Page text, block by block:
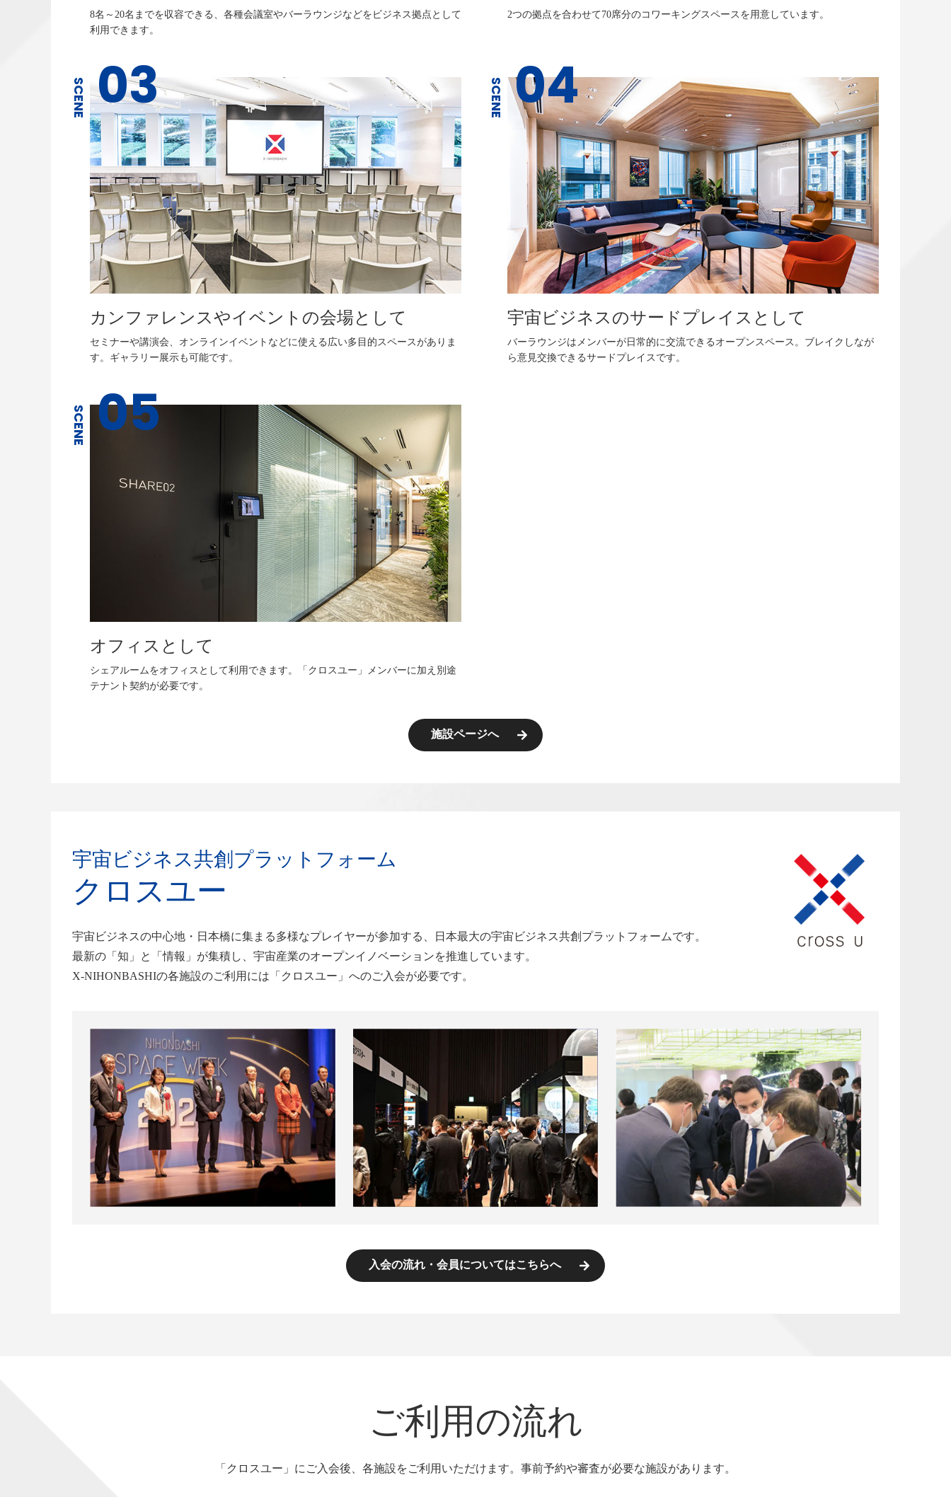
8名～20名までを収容できる、各種会議室やバーラウンジなどをビジネス拠点として
利用できます。
2つの拠点を合わせて70席分のコワーキングスペースを用意しています。
カンファレンスやイベントの会場として
セミナーや講演会、オンラインイベントなどに使える広い多目的スペースがありま
す。ギャラリー展示も可能です。
宇宙ビジネスのサードプレイスとして
バーラウンジはメンバーが日常的に交流できるオープンスペース。ブレイクしなが
ら意見交換できるサードプレイスです。
オフィスとして
シェアルームをオフィスとして利用できます。「クロスユー」メンバーに加え別途
テナント契約が必要です。
施設ページへ
宇宙ビジネス共創プラットフォーム
クロスユー
宇宙ビジネスの中心地・日本橋に集まる多様なプレイヤーが参加する、日本最大の宇宙ビジネス共創プラットフ ォームです。
最新の「知」と「情報」が集積し、宇宙産業のオープンイノベーションを推進しています。
X-NIHONBASHIの各施設のご利用には「クロスユー」へのご入会が必要です。
入会の流れ・会員についてはこちらへ
ご利用の流れ
「クロスユー」にご入会後、各施設をご利用いただけます。事前予約や審査が必要な施設があります。